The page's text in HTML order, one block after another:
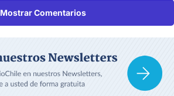
Mostrar Comentarios